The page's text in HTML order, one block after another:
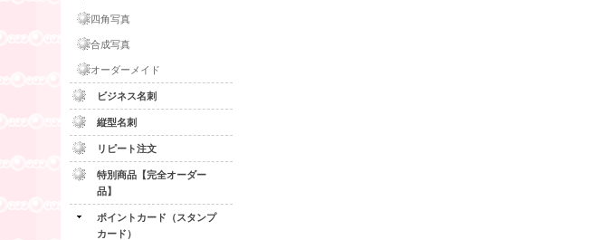
四角写真
合成写真
オーダーメイド
ビジネス名刺
縦型名刺
リピート注文
特別商品【完全オーダー
品】
ポイントカード（スタンプ
カード）